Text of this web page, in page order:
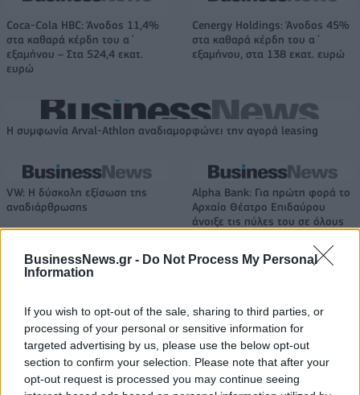
BusinessNews.gr - Do Not Process My Personal
Information
If you wish to opt-out of the sale, sharing to third parties, or
processing of your personal or sensitive information for
targeted advertising by us, please use the below opt-out
section to confirm your selection. Please note that after your
opt-out request is processed you may continue seeing
Coca-Cola HBC: Άνοδος 11,4%
στα καθαρά κέρδη του α΄
εξαμήνου – Στα 524,4 εκατ.
ευρώ
Cenergy Holdings: Άνοδος 45%
στα καθαρά κέρδη του α΄
εξαμήνου, στα 138 εκατ. ευρώ
Η συμφωνία Arval-Athlon αναδιαμορφώνει την αγορά leasing
VW: Η δύσκολη εξίσωση της
αναδιάρθρωσης
Alpha Bank: Για πρώτη φορά το
Αρχαίο Θέατρο Επιδαύρου
άνοιξε τις πύλες του σε όλους
Stoiximan: «Πού ήσουν;» στις μεγάλες στιγμές του Ολυμπιακού